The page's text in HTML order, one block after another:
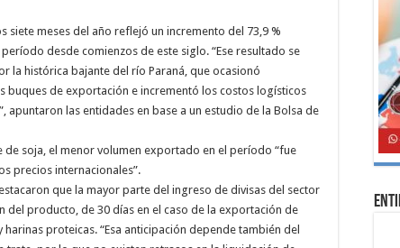
siete meses del año reflejó un incremento del 73,9 %
desde comienzos de este siglo. “Ese resultado se
la histórica bajante del río Paraná, que ocasionó
buques de exportación e incrementó los costos logísticos
apuntaron las entidades en base a un estudio de la Bolsa de
de soja, el menor volumen exportado en el período “fue
precios internacionales”.
que la mayor parte del ingreso de divisas del sector
del producto, de 30 días en el caso de la exportación de
proteicas. “Esa anticipación depende también del